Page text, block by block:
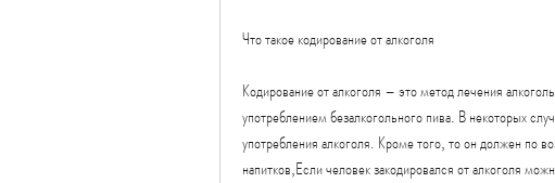
Что такое кодирование от алкоголя
Кодирование от алкоголя – это метод лечения
употреблением безалкогольного пива. В некоторых
употребления алкоголя. Кроме того, то он должен по
напитков,Если человек закодировался от алкоголя